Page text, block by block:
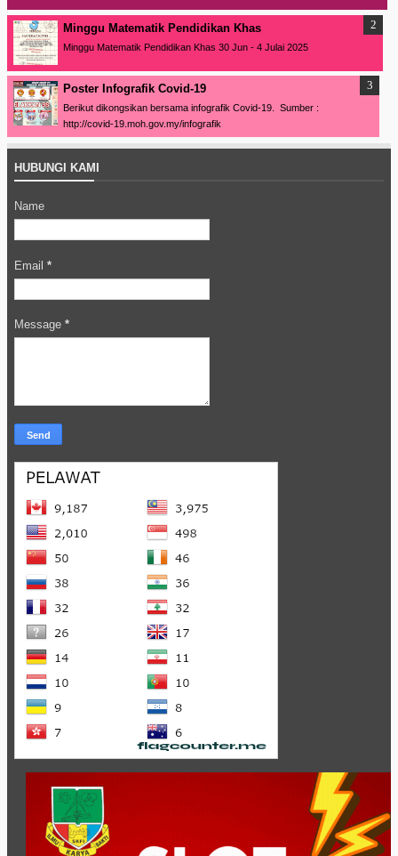
Minggu Matematik Pendidikan Khas
Minggu Matematik Pendidikan Khas 30 Jun - 4 Julai 2025
Poster Infografik Covid-19
Berikut dikongsikan bersama infografik Covid-19. Sumber :
http://covid-19.moh.gov.my/infografik
HUBUNGI KAMI
Name
Email *
Message *